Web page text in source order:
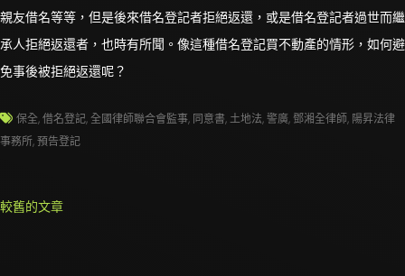
親友借名等等，但是後來借名登記者拒絕返還，或是借名登記者過世而繼
承人拒絕返還者，也時有所聞。像這種借名登記買不動產的情形，如何避
免事後被拒絕返還呢？
保全,借名登記,全國律師聯合會監事, 同意書,土地法,警廣,鄧湘全律師, 陽昇法律
事務所,預告登記
文
較舊的文章